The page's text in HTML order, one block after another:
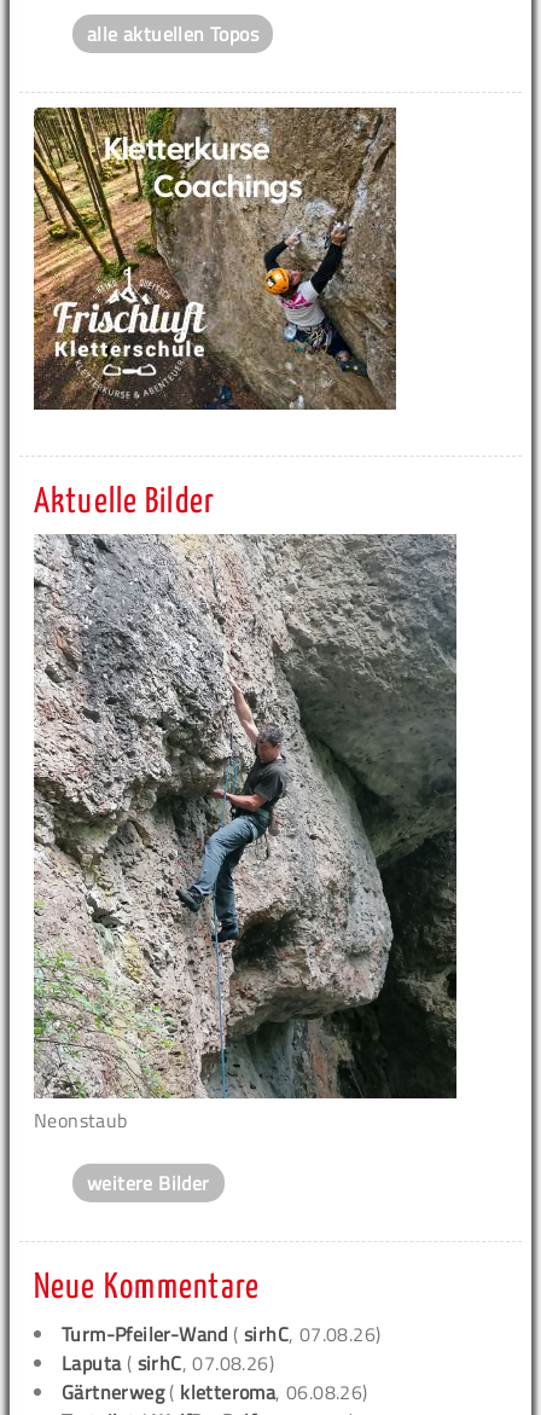
alle aktuellen Topos
Aktuelle Bilder
Neonstaub
weitere Bilder
Neue Kommentare
Turm-Pfeiler-Wand (sirhC, 07.08.26)
Laputa( sirhC, 07.08.26)
Gärtnerweg( kletteroma, 06.08.26)